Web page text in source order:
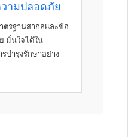
ามปลอดภัย
รฐานสากลและข้อ
มั่นใจได้ใน
บำรุงรักษาอย่าง